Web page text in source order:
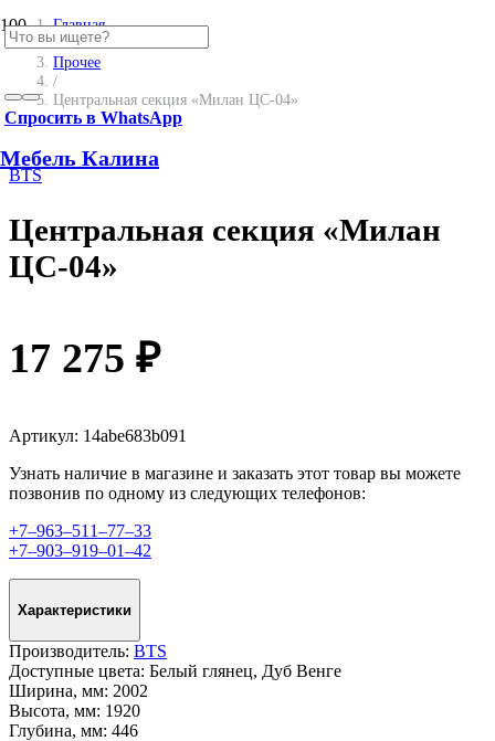
Спросить в WhatsApp
Мебель Калина
Главная
/
Прочее
/
Центральная секция «Милан ЦС-04»
BTS
Центральная секция «Милан
ЦС-04»
17 275 ₽
Артикул: 14abe683b091
Узнать наличие в магазине и заказать этот товар вы можете
позвонив по одному из следующих телефонов:
+7‒963‒511‒77‒33
+7‒903‒919‒01‒42
Характеристики
Производитель: BTS
Доступные цвета: Белый глянец, Дуб Венге
Ширина, мм: 2002
Высота, мм: 1920
Глубина, мм: 446